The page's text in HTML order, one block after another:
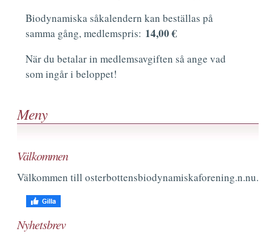
Biodynamiska såkalendern kan beställas på
samma gång, medlemspris: 14,00 €
När du betalar in medlemsavgiften så ange vad
som ingår i beloppet!
Meny
Välkommen
Välkommen till osterbottensbiodynamiskaforening.n.nu.
Nyhetsbrev